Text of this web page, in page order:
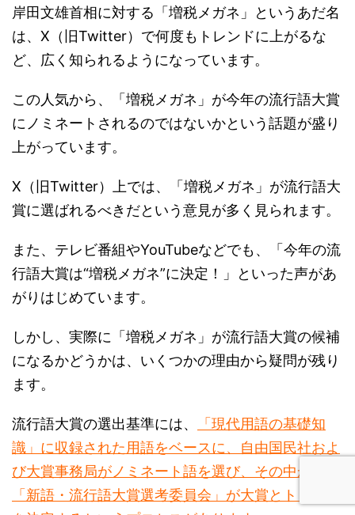
ど、広く知られるようになっています。
この人気から、「増税メガネ」が今年の流行語大賞
上がっています。
X（旧Twitter）上では、「増税メガネ」が流行語大
また、テレビ番組やYouTubeなどでも、「今年の流
がりはじめています。
しかし、実際に「増税メガネ」が流行語大賞の候補
ます。
流行語大賞の選出基準には、
び大賞事務局がノミネート語を選び、その中から
「新語・流行語大賞選考委員会」が大賞とトップ10
を決定するというプロセスがあります。
このため、「増税メガネ」が 「現代用語の基礎知